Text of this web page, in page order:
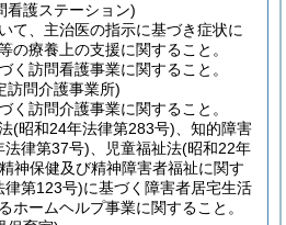
看護ステーション)
て、主治医の指示に基づき症状に
の療養上の支援に関すること。
く訪問看護事業に関すること。
訪問介護事業所)
く訪問介護事業に関すること。
(昭和24年法律第283号) 、知的障害
法律第37号) 、児童福祉法(昭和22年
神保健及び精神障害者福祉に関す
律第123号)に基づく障害者居宅生活
ホームヘルプ事業に関すること。